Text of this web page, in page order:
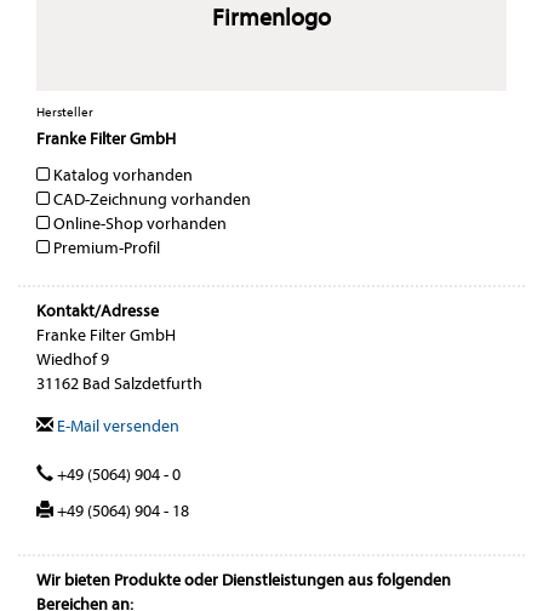
Firmenlogo
Hersteller
Franke Filter GmbH
Katalog vorhanden
CAD-Zeichnung vorhanden
Online-Shop vorhanden
Premium-Profil
Kontakt/Adresse
Franke Filter GmbH
Wiedhof 9
31162 Bad Salzdetfurth
E-Mail versenden
+49 (5064) 904 - 0
+49 (5064) 904 - 18
Wir bieten Produkte oder Dienstleistungen aus folgenden
Bereichen an: